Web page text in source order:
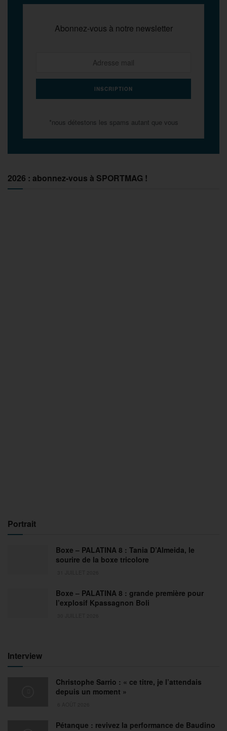
Abonnez-vous à notre newsletter
*nous détestons les spams autant que vous
2026 : abonnez-vous à SPORTMAG !
Portrait
Boxe – PALATINA 8 : Tania D’Almeida, le
sourire de la boxe tricolore
Boxe – PALATINA 8 : grande première pour
l’explosif Kpassagnon Boli
Interview
Christophe Sarrio : « ce titre, je l’attendais
depuis un moment »
Pétanque : revivez la performance de Baudino